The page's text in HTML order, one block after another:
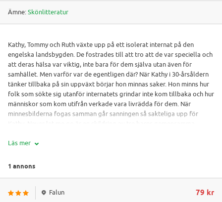
Ämne:Skönlitteratur
Kathy, Tommy och Ruth växte upp på ett isolerat internat på den
engelska landsbygden. De fostrades till att tro att de var speciella och
att deras hälsa var viktig, inte bara för dem själva utan även för
samhället. Men varför var de egentligen där? När Kathy i 30-årsåldern
tänker tillbaka på sin uppväxt börjar hon minnas saker. Hon minns hur
folk som sökte sig utanför internatets grindar inte kom tillbaka och hur
människor som kom utifrån verkade vara livrädda för dem. När
minnesbilderna fogas samman går sanningen så sakteliga upp för
Kathy. Never let me go är en skildring av tre barns gemensamma
etiska frågor: genetik och kloning.
Läs mer
1 annons
Falun 79 kr